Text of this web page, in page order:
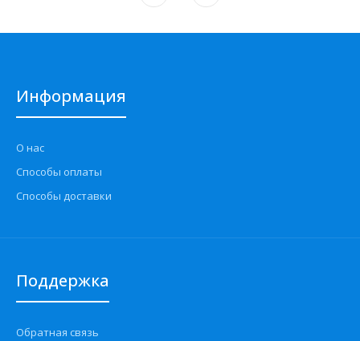
Информация
О нас
Способы оплаты
Способы доставки
Поддержка
Обратная связь